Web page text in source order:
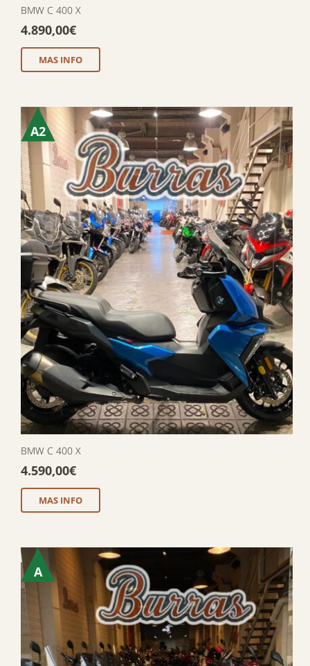
BMW C 400 X
4.890,00€
MAS INFO
A2
BMW C 400 X
4.590,00€
MAS INFO
A